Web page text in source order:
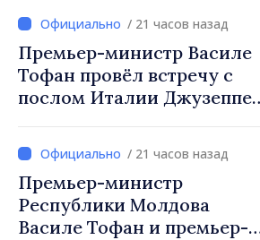
посол Турции Уйгар
Мустафа Сертел/ 21 часов назад
Премьер-министр Василе
Тофан провёл встречу с
послом Италии Джузеппе
/ 21 часов назад
Премьер-министр
Республики Молдова
Василе Тофан и премьер-